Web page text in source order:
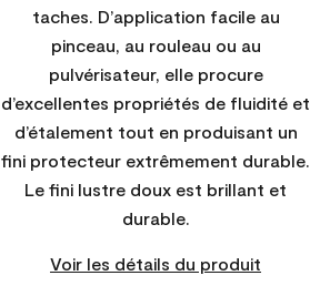
taches. D’application facile au
pinceau, au rouleau ou au
pulvérisateur, elle procure
d’excellentes propriétés de fluidité et
d’étalement tout en produisant un
fini protecteur extrêmement durable.
Le fini lustre doux est brillant et
durable.
Voir les détails du produit